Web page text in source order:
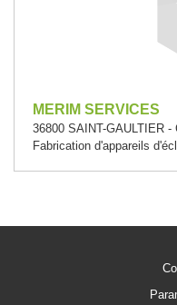
MERIM SERVICES
36800 SAINT-GAULTIER -
Fabrication d'appareils